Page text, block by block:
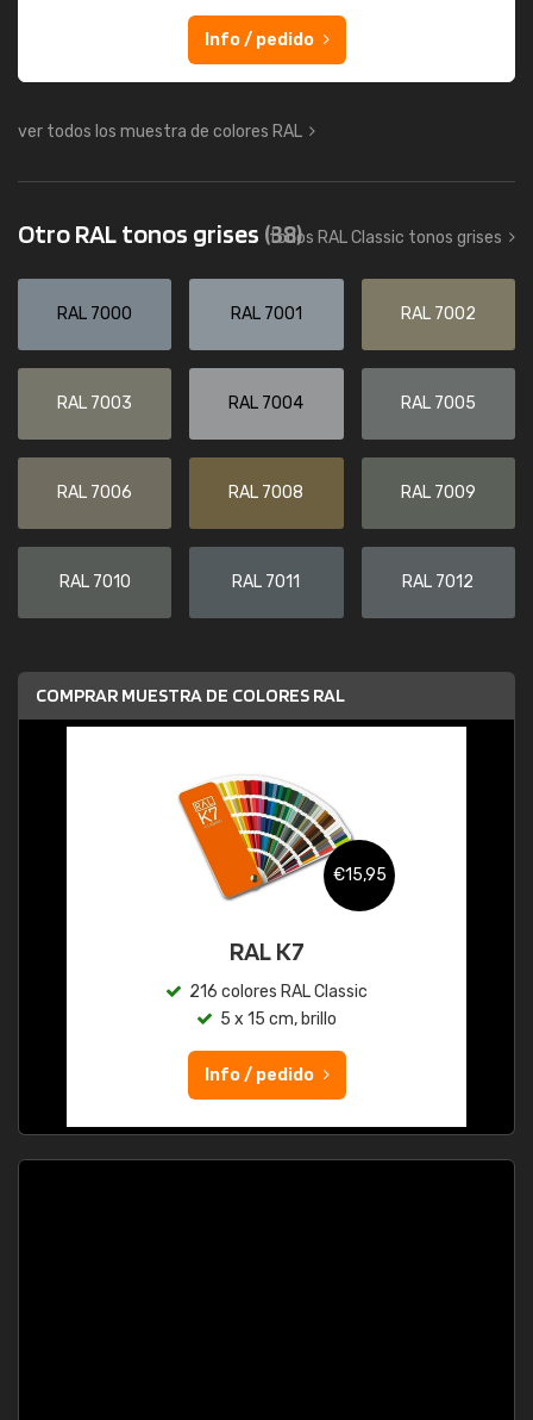
Info / pedido
ver todos los muestra de colores RAL
Otro RAL tonos grises (38)
todos RAL Classic tonos grises
RAL 7000 RAL 7001 RAL 7002
RAL 7003 RAL 7004 RAL 7005
RAL 7006 RAL 7008 RAL 7009
RAL 7010 RAL 7011 RAL 7012
COMPRAR MUESTRA DE COLORES RAL
€15,95
RAL K7
216 colores RAL Classic
5 x 15 cm, brillo
Info / pedido